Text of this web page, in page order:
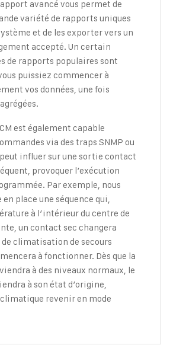
avancé vous permet de
variété de rapports uniques
et de les exporter vers un
accepté. Un certain
de rapports populaires sont
puissiez commencer à
vos données, une fois
est également capable
via des traps SNMP ou
influer sur une sortie contact
provoquer l’exécution
Par exemple, nous
place une séquence qui,
à l’intérieur du centre de
un contact sec changera
de climatisation de secours
à fonctionner. Dès que la
à des niveaux normaux, le
à son état d’origine,
revenir en mode